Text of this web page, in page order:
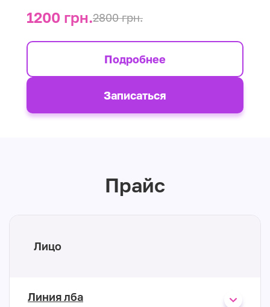
1200 грн.2800 грн.
Подробнее
Записаться
Прайс
Лицо
Линия лба